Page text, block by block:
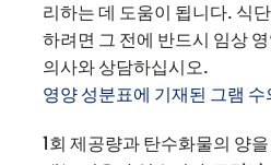
리하는 데 도움이 됩니다. 식
하려면 그 전에 반드시 임상
의사와 상담하십시오.
영양 성분표에 기재된 그램 수
1회 제공량과 탄수화물의 양